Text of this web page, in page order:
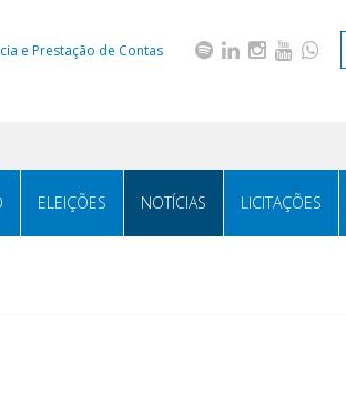
e Prestação de Contas
ELEIÇÕES NOTÍCIAS LICITAÇÕES